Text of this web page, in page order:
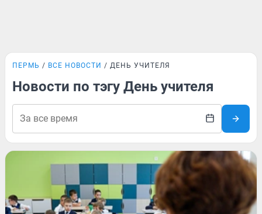
ПЕРМЬ ВСЕ НОВОСТИ ДЕНЬ УЧИТЕЛЯ
Новости по тэгу День учителя